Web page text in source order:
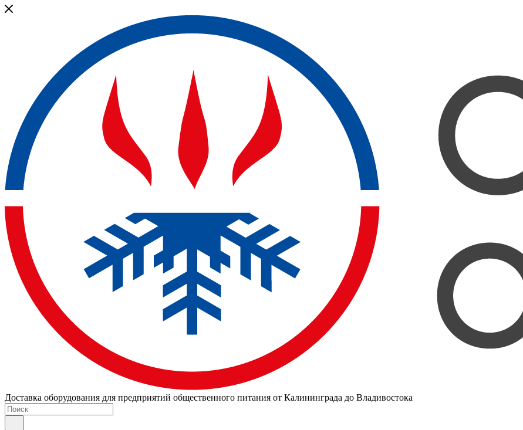
Доставка оборудования для предприятий общественного питания от Калининграда до Владивостока